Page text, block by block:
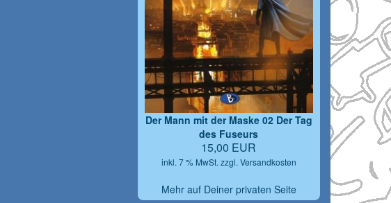
Der Mann mit der Maske 02 Der Tag
des Fuseurs
15,00 EUR
inkl. 7 % MwSt. zzgl. Versandkosten
Mehr auf Deiner privaten Seite